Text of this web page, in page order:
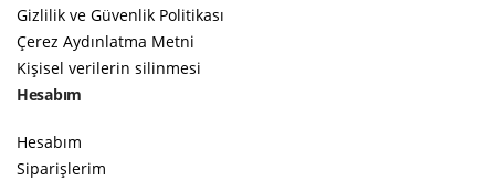
Gizlilik ve Güvenlik Politikası
Çerez Aydınlatma Metni
Kişisel verilerin silinmesi
Hesabım
Hesabım
Siparişlerim